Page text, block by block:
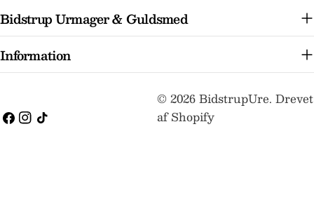
Bidstrup Urmager & Guldsmed
Information
Facebook
Instagram
TikTok
© 2026BidstrupUre. Drevet
af Shopify
Betalingsmetoder